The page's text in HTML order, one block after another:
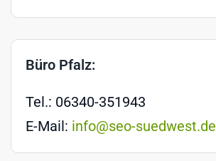
Büro Pfalz:
Tel.: 06340-351943
E-Mail: info@seo-suedwest.de